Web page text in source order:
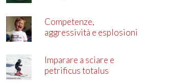
Competenze,
aggressività e esplosioni
Imparare a sciare e
petrificus totalus